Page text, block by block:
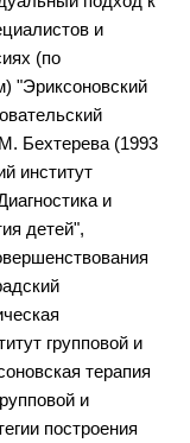
и
(по
"Эриксоновский
Бехтерева (1993
институт
и
детей",
групповой и
терапия
и
построения